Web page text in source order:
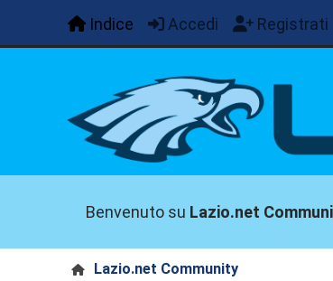
Indice Accedi Registrati
Benvenuto su Lazio.net
Lazio.net Community